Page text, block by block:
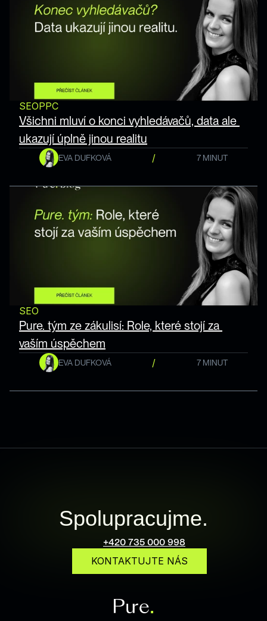
SEOPPC
Všichni mluví o konci vyhledávačů, data ale
ukazují úplně jinou realitu
EVA DUFKOVÁ / 7 MINUT
SEO
Pure. tým ze zákulisí: Role, které stojí za
vaším úspěchem
EVA DUFKOVÁ / 7 MINUT
Spolupracujme.
KONTAKTUJTE NÁS
+420 735 000 998
info@pureonline.cz